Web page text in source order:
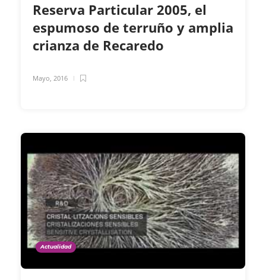
Reserva Particular 2005, el
espumoso de terruño y amplia
crianza de Recaredo
Mayo, 2016
Actualidad